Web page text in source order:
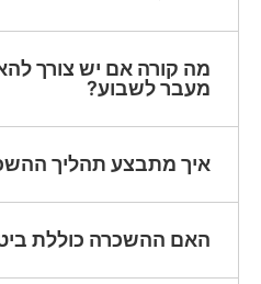
מה קורה אם יש צורך
מעבר לשבוע?
איך מתבצע תהליך
האם ההשכרה כוללת